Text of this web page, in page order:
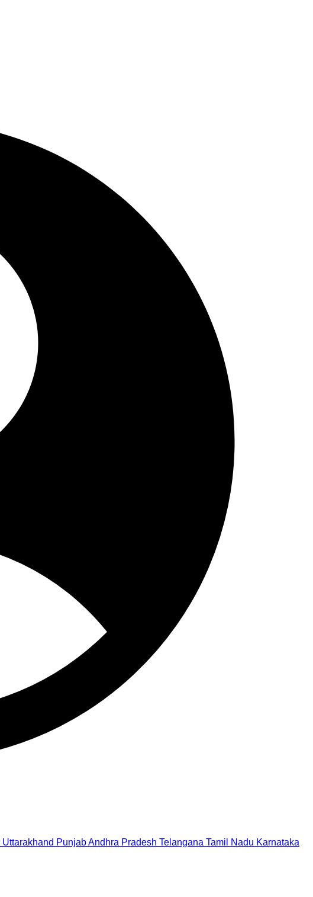
Uttarakhand PunjabAndhra Pradesh Telangana Tamil Nadu Karnataka